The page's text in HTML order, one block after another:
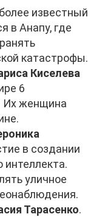
известный
в Анапу, где
катастрофы.
Киселева
6
Их женщина
в создании
интеллекта.
уличное
Тарасенко.